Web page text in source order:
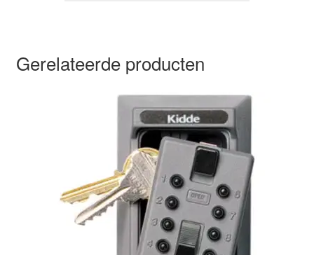
Gerelateerde producten